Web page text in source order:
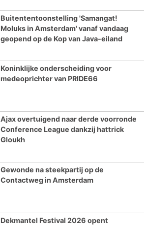
Buitententoonstelling 'Samangat!
Moluks in Amsterdam' vanaf vandaag
geopend op de Kop van Java-eiland
Koninklijke onderscheiding voor
medeoprichter van PRIDE66
Ajax overtuigend naar derde voorronde
Conference League dankzij hattrick
Gloukh
Gewonde na steekpartij op de
Contactweg in Amsterdam
Dekmantel Festival 2026 opent